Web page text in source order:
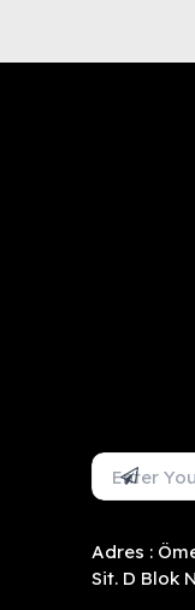
Mail
Adres :
Sit. D Blok